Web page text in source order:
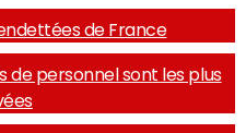
de France
de personnel sont les plus